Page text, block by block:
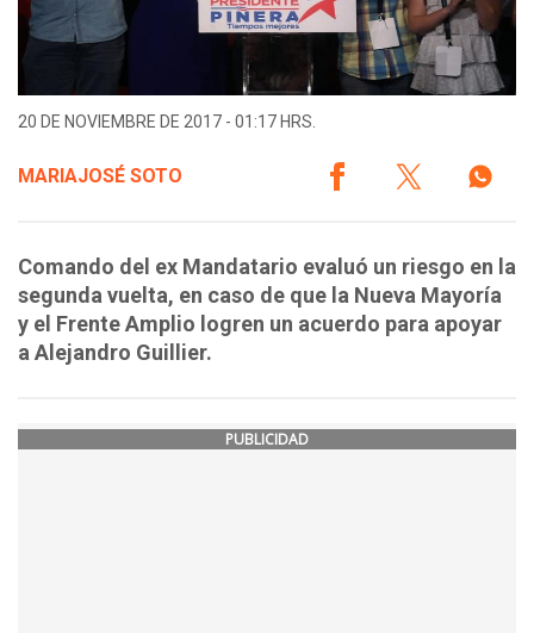
20 DE NOVIEMBRE DE 2017 - 01:17 HRS.
MARIAJOSÉ SOTO
Comando del ex Mandatario evaluó un riesgo en la
segunda vuelta, en caso de que la Nueva Mayoría
y el Frente Amplio logren un acuerdo para apoyar
a Alejandro Guillier.
PUBLICIDAD